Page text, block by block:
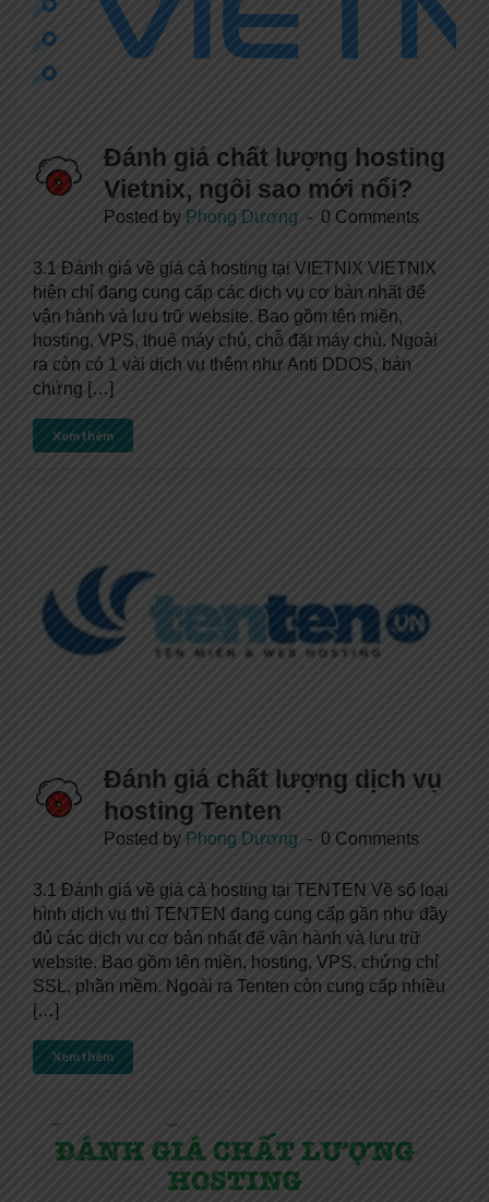
Đánh giá chất lượng hosting
Vietnix, ngôi sao mới nổi?
Posted by Phong Dương 0 Comments
3.1 Đánh giá về giá cả hosting tại VIETNIX VIETNIX
hiện chỉ đang cung cấp các dịch vụ cơ bản nhất để
vận hành và lưu trữ website. Bao gồm tên miền,
hosting, VPS, thuê máy chủ, chỗ đặt máy chủ. Ngoài
ra còn có 1 vài dịch vụ thêm như Anti DDOS, bán
chứng […]
Xem thêm
Đánh giá chất lượng dịch vụ
hosting Tenten
Posted by Phong Dương 0 Comments
3.1 Đánh giá về giá cả hosting tại TENTEN Về số loại
hình dịch vụ thì TENTEN đang cung cấp gần như đầy
đủ các dịch vụ cơ bản nhất để vận hành và lưu trữ
website. Bao gồm tên miền, hosting, VPS, chứng chỉ
SSL, phần mềm. Ngoài ra Tenten còn cung cấp nhiều
[…]
Xem thêm